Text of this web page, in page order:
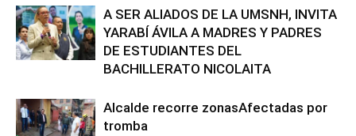
A SER ALIADOS DE LA UMSNH, INVITA
YARABÍ ÁVILA A MADRES Y PADRES
DE ESTUDIANTES DEL
BACHILLERATO NICOLAITA
Alcalde recorre zonasAfectadas por
tromba